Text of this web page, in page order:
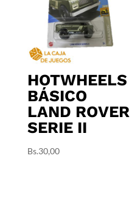
HOTWHEELS
BÁSICO
LAND ROVER
SERIE II
Bs.30,00